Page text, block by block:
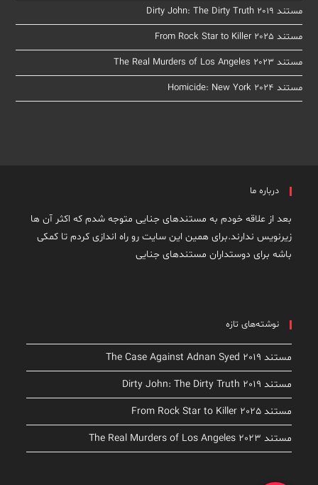
مستند Dirty John: The Dirty Truth 2019
مستند From Rock Star to Killer 2025
مستند The Real Murders of Los Angeles 2023
مستند Homicide: New York 2024
درباره ما
بعد از علاقه خودم به مستندهای جنایی متوجه شدم که اکثر آن ها
زیرنویس ندارند.برای همین این سایت رو راه اندازی کردم تا کمکی
باشه برای دوستداران مستندهای جنایی
نوشته‌های تازه
مستند The Case Against Adnan Syed 2019
مستند Dirty John: The Dirty Truth 2019
مستند From Rock Star to Killer 2025
مستند The Real Murders of Los Angeles 2023